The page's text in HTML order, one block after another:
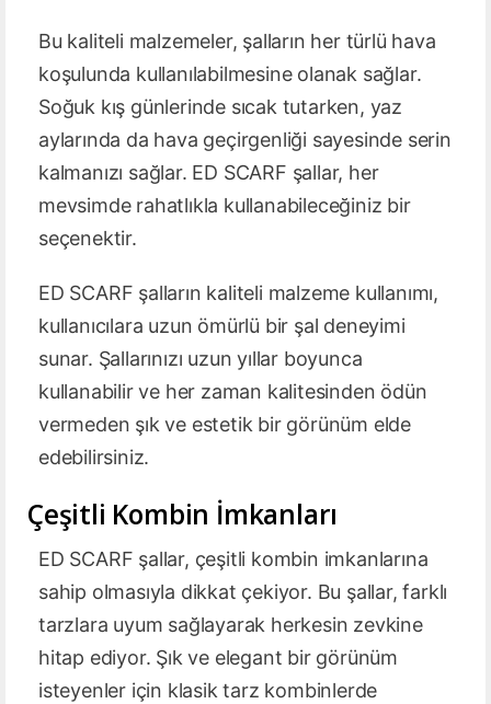
Bu kaliteli malzemeler, şalların her türlü hava
koşulunda kullanılabilmesine olanak sağlar.
Soğuk kış günlerinde sıcak tutarken, yaz
aylarında da hava geçirgenliği sayesinde serin
kalmanızı sağlar. ED SCARF şallar, her
mevsimde rahatlıkla kullanabileceğiniz bir
seçenektir.
ED SCARF şalların kaliteli malzeme kullanımı,
kullanıcılara uzun ömürlü bir şal deneyimi
sunar. Şallarınızı uzun yıllar boyunca
kullanabilir ve her zaman kalitesinden ödün
vermeden şık ve estetik bir görünüm elde
edebilirsiniz.
Çeşitli Kombin İmkanları
ED SCARF şallar, çeşitli kombin imkanlarına
sahip olmasıyla dikkat çekiyor. Bu şallar, farklı
tarzlara uyum sağlayarak herkesin zevkine
hitap ediyor. Şık ve elegant bir görünüm
isteyenler için klasik tarz kombinlerde